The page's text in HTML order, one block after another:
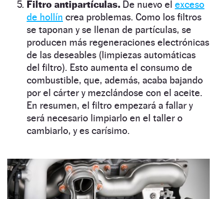
Filtro antipartículas. De nuevo el exceso
de hollín crea problemas. Como los filtros
se taponan y se llenan de partículas, se
producen más regeneraciones electrónicas
de las deseables (limpiezas automáticas
del filtro). Esto aumenta el consumo de
combustible, que, además, acaba bajando
por el cárter y mezclándose con el aceite.
En resumen, el filtro empezará a fallar y
será necesario limpiarlo en el taller o
cambiarlo, y es carísimo.